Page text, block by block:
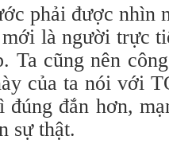
phải được nhìn
là người trực
Ta cũng nên
của ta nói với
đắn hơn,
sự thật.